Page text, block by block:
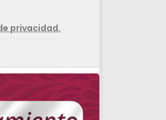
privacidad.